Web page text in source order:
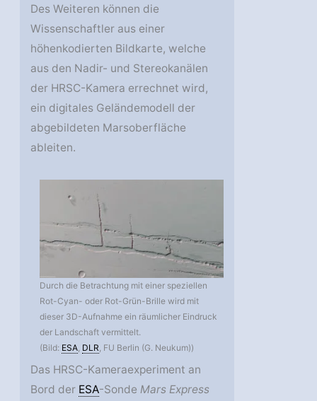
Des Weiteren können die
Wissenschaftler aus einer
höhenkodierten Bildkarte, welche
aus den Nadir- und Stereokanälen
der HRSC-Kamera errechnet wird,
ein digitales Geländemodell der
abgebildeten Marsoberfläche
ableiten.
Durch die Betrachtung mit einer speziellen
Rot-Cyan- oder Rot-Grün-Brille wird mit
dieser 3D-Aufnahme ein räumlicher Eindruck
der Landschaft vermittelt.
(Bild: ESA DLR , FU Berlin (G. Neukum))
Das HRSC-Kameraexperiment an
Bord der ESA-SondeMars Express